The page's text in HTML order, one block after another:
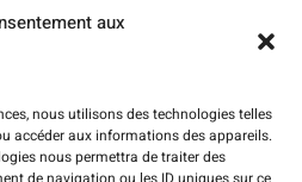
aux
nous utilisons des technologies telles
accéder aux informations des appareils.
nous permettra de traiter des